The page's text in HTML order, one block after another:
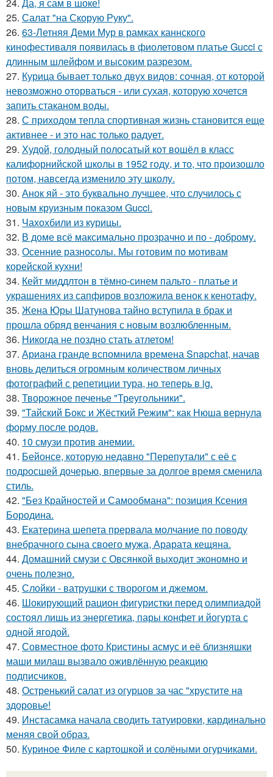
25. Салат "на Скорую Руку".
26. 63-Летняя Деми Мур в рамках каннского
кинофестиваля появилась в фиолетовом платье Gucci с
длинным шлейфом и высоким разрезом.
27. Курица бывает только двух видов: сочная, от которой
невозможно оторваться - или сухая, которую хочется
запить стаканом воды.
28. С приходом тепла спортивная жизнь становится еще
активнее - и это нас только радует.
29. Худой, голодный полосатый кот вошёл в класс
калифорнийской школы в 1952 году, и то, что произошло
потом, навсегда изменило эту школу.
30. Анок яй - это буквально лучшее, что случилось с
новым круизным показом Gucci.
31. Чахохбили из курицы.
32. В доме всё максимально прозрачно и по - доброму.
33. Осенние разносолы. Мы готовим по мотивам
корейской кухни!
34. Кейт миддлтон в тёмно-синем пальто - платье и
украшениях из сапфиров возложила венок к кенотафу.
35. Жена Юры Шатунова тайно вступила в брак и
прошла обряд венчания с новым возлюбленным.
36. Никогда не поздно стать атлетом!
37. Ариана гранде вспомнила времена Snapchat, начав
вновь делиться огромным количеством личных
фотографий с репетиции тура, но теперь в ig.
38. Творожное печенье "Треугольники".
39. "Тайский Бокс и Жёсткий Режим": как Нюша вернула
форму после родов.
40. 10 смузи против анемии.
41. Бейонсе, которую недавно "Перепутали" с её с
подросшей дочерью, впервые за долгое время сменила
стиль.
42. "Без Крайностей и Самообмана": позиция Ксения
Бородина.
43. Екатерина шепета прервала молчание по поводу
внебрачного сына своего мужа, Арарата кещяна.
44. Домашний смузи с Овсянкой выходит экономно и
очень полезно.
45. Слойки - ватрушки с творогом и джемом.
46. Шокирующий рацион фигуристки перед олимпиадой
состоял лишь из энергетика, пары конфет и йогурта с
одной ягодой.
47. Совместное фото Кристины асмус и её близняшки
маши милаш вызвало оживлённую реакцию
подписчиков.
48. Остренький салат из огурцов за час "хрустите нa
здоровье!
49. Инстасамка начала сводить татуировки, кардинально
меняя свой образ.
50. Куриное Филе с картошкой и солёными огурчиками.